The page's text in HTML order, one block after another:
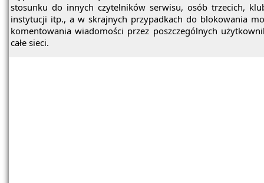
stosunku do innych czytelników serwisu, osób trzecich,
instytucji itp., a w skrajnych przypadkach do blokowania
komentowania wiadomości przez poszczególnych
całe sieci.